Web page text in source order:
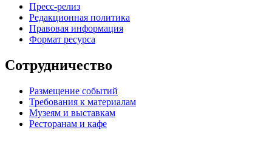
Пресс-релиз
Редакционная политика
Правовая информация
Формат ресурса
Сотрудничество
Размещение событий
Требования к материалам
Музеям и выставкам
Ресторанам и кафе